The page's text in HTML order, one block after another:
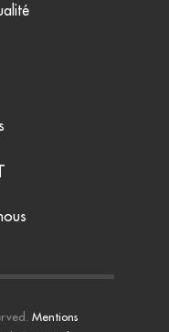
Mentions